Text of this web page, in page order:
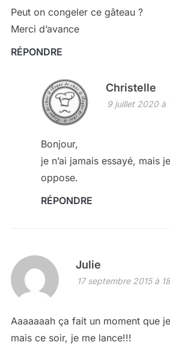
Peut on congeler ce gâteau ?
Merci d’avance
RÉPONDRE
Christelle
9 juillet 2020 à
Bonjour,
je n’ai jamais essayé, mais
oppose.
RÉPONDRE
Julie
17 septembre 2015 à
Aaaaaaah ça fait un moment que
mais ce soir, je me lance!!!